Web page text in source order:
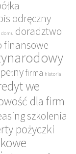
odręczny
domu doradztwo
finansowe
firma historia
we
dla firm
szkolenia
pożyczki